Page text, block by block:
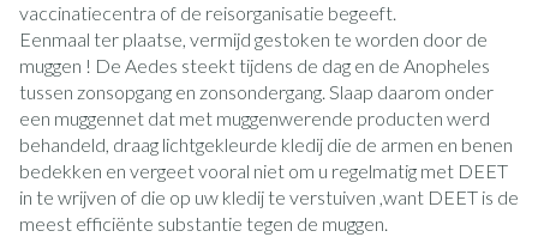
vaccinatiecentra of de reisorganisatie begeeft.
Eenmaal ter plaatse, vermijd gestoken te worden door de
muggen ! De Aedes steekt tijdens de dag en de Anopheles
tussen zonsopgang en zonsondergang. Slaap daarom onder
een muggennet dat met muggenwerende producten werd
behandeld, draag lichtgekleurde kledij die de armen en benen
bedekken en vergeet vooral niet om u regelmatig met DEET
in te wrijven of die op uw kledij te verstuiven ,want DEET is de
meest efficiënte substantie tegen de muggen.